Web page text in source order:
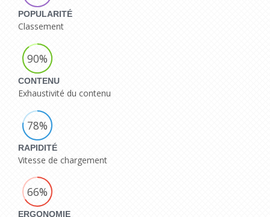
POPULARITÉ
Classement
90%
CONTENU
Exhaustivité du contenu
78%
RAPIDITÉ
Vitesse de chargement
66%
ERGONOMIE